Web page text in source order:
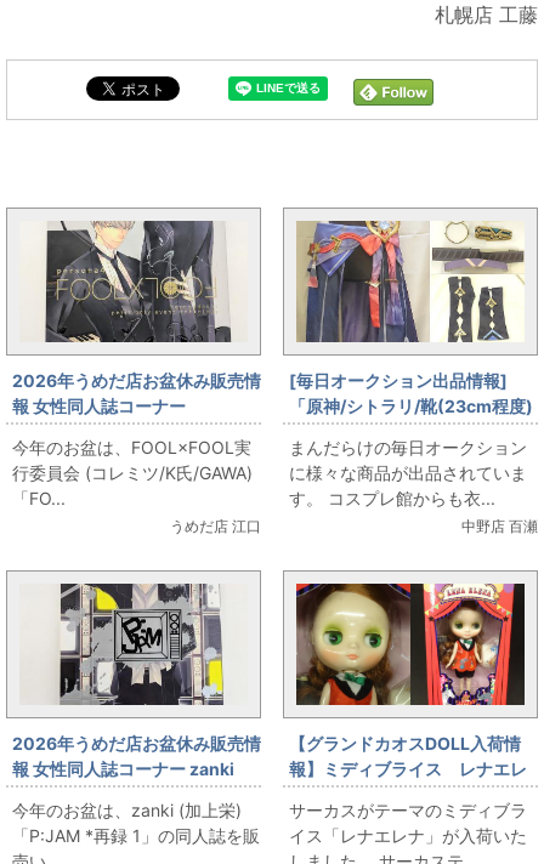
札幌店 工藤
2026年うめだ店お盆休み販売情
報 女性同人誌コーナー
FOOL×FOOL実行委員会 (コレ
ミツ/K氏/GAWA)
「FOOL×FOOL」をお出しま
す！
今年のお盆は、FOOL×FOOL実
行委員会 (コレミツ/K氏/GAWA)
「FO...
うめだ店 江口
[毎日オークション出品情報]
「原神/シトラリ/靴(23cm程度)
付き/女性用Sサイズ程度(日本サ
イズ)/コスプレ衣装」を出品し
ています
まんだらけの毎日オークション
に様々な商品が出品されていま
す。 コスプレ館からも衣...
中野店 百瀬
2026年うめだ店お盆休み販売情
報 女性同人誌コーナー zanki
(加上栄) 「P:JAM *再録 1」を
お出します！
今年のお盆は、zanki (加上栄)
「P:JAM *再録 1」の同人誌を販
【グランドカオスDOLL入荷情
報】ミディブライス レナエレ
ナ
サーカスがテーマのミディブラ
イス「レナエレナ」が入荷いた